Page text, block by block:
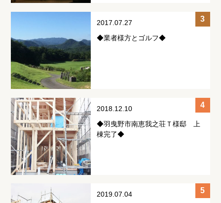
2017.07.27
◆業者様方とゴルフ◆
2018.12.10
◆羽曳野市南恵我之荘Ｔ様邸 上
棟完了◆
2019.07.04